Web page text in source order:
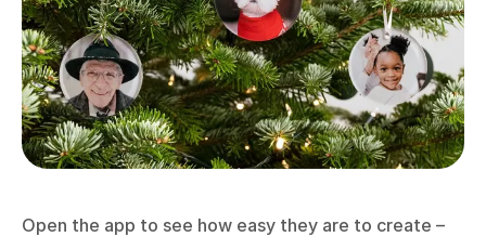
Open the app to see how easy they are to create –